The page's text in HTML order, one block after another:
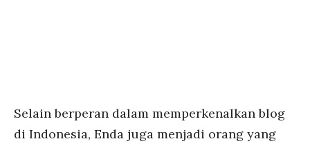
Selain berperan dalam memperkenalkan blog
di Indonesia, Enda juga menjadi orang yang